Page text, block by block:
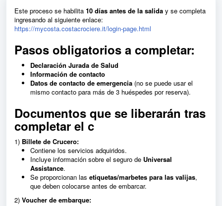
Este proceso se habilita 10 días antes de la salida y se completa
ingresando al siguiente enlace:
https://mycosta.costacrociere.it/login-page.html
Pasos obligatorios a completar:
Declaración Jurada de Salud
Información de contacto
Datos de contacto de emergencia (no se puede usar el
mismo contacto para más de 3 huéspedes por reserva).
Documentos que se liberarán tras
completar el c
1️) Billete de Crucero:
Contiene los servicios adquiridos.
Incluye información sobre el seguro de Universal
Assistance.
Se proporcionan las etiquetas/marbetes para las valijas,
que deben colocarse antes de embarcar.
2️) Voucher de embarque: